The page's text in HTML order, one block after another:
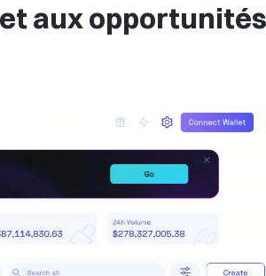
aux opportunités